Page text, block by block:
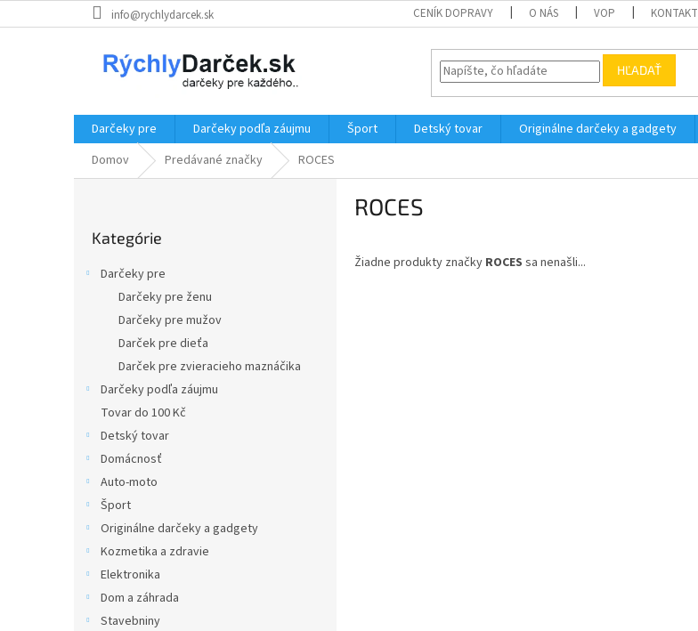
na
info@rychlydarcek.sk CENÍK DOPRAVY O NÁS VOP KONTAKT
HĽADAŤ
Darčeky pre Darčeky podľa záujmu Šport Detský tovar Originálne darčeky a gadgety
Domov
Predávané značky ROCES
kategórie
Kategórie
Darčeky pre
Darčeky pre ženu
Darčeky pre mužov
Darček pre dieťa
Darček pre zvieracieho maznáčika
Darčeky podľa záujmu
Tovar do 100 Kč
Detský tovar
Domácnosť
Auto-moto
Šport
Originálne darčeky a gadgety
Kozmetika a zdravie
Elektronika
Dom a záhrada
Stavebniny
ROCES
Žiadne produkty značky ROCES sa nenašli...